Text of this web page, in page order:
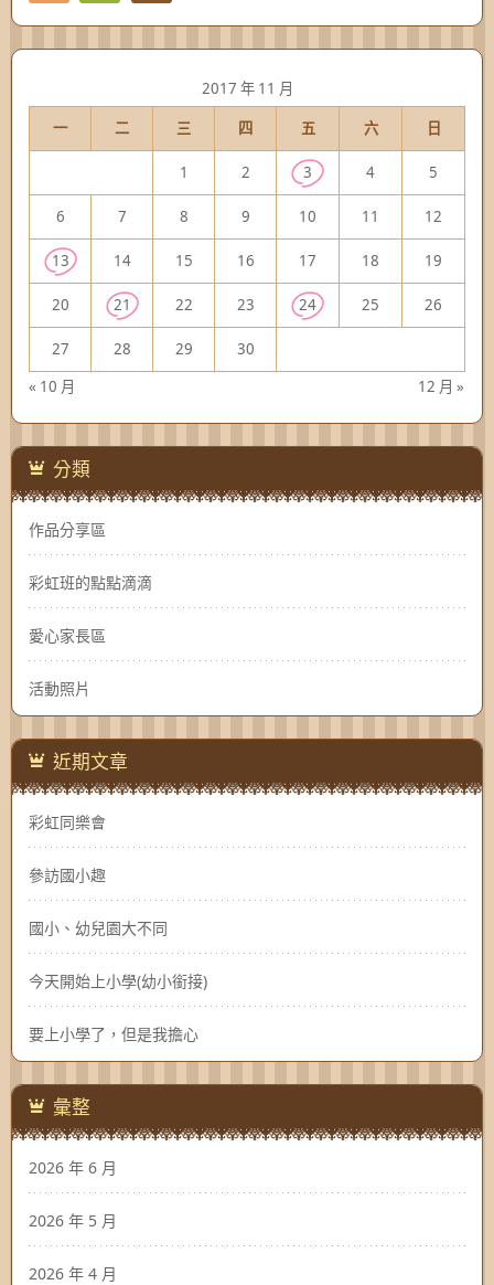
Feedly
2017 年 11 月
一
二 三 四 五 六 日
« 10 月 12 月 »
1 2 3 4 5
6 7 8 9 10 11 12
13 14 15 16 17 18 19
20 21 22 23 24 25 26
27 28 29 30
分類
作品分享區
彩虹班的點點滴滴
愛心家長區
活動照片
近期文章
彩虹同樂會
參訪國小趣
國小、幼兒園大不同
今天開始上小學(幼小銜接)
要上小學了，但是我擔心
彙整
2026 年 6 月
2026 年 5 月
2026 年 4 月